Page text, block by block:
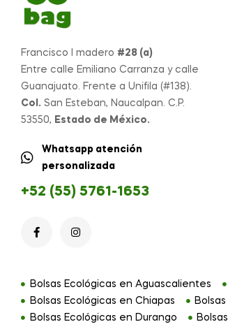
Francisco I madero #28 (a)
Entre calle Emiliano Carranza y calle
Guanajuato. Frente a Unifila (#138).
Col. San Esteban, Naucalpan. C.P.
53550, Estado de México.
Whatsapp atención
personalizada
+52 (55) 5761-1653
Bolsas Ecológicas en Aguascalientes
Bolsas Ecológicas en Chiapas
Bolsas Ecológicas en Durango